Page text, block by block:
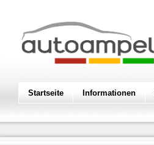
Startseite Informationen